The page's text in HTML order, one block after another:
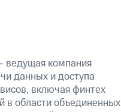
компания
данных и доступа
включая финтех
в области объединенных